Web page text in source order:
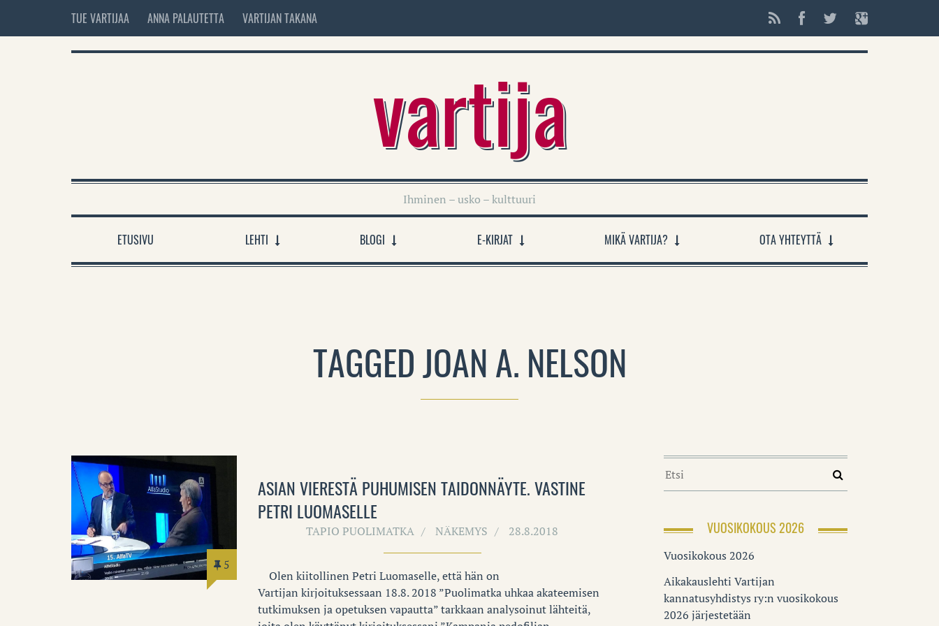
TUE VARTIJAA ANNA PALAUTETTA VARTIJAN TAKANA
vartija
Ihminen – usko – kulttuuri
ETUSIVU LEHTI BLOGI E-KIRJAT MIKÄ VARTIJA? OTA YHTEYTTÄ
TAGGED JOAN A. NELSON
5
ASIAN VIERESTÄ PUHUMISEN TAIDONNÄYTE. VASTINE
PETRI LUOMASELLE
TAPIO PUOLIMATKA NÄKEMYS 28.8.2018
Olen kiitollinen Petri Luomaselle, että hän on
Vartijan kirjoituksessaan 18.8. 2018 ”Puolimatka uhkaa akateemisen
tutkimuksen ja opetuksen vapautta” tarkkaan analysoinut lähteitä,
VUOSIKOKOUS 2026
Vuosikokous 2026
Aikakauslehti Vartijan
kannatusyhdistys ry:n vuosikokous
2026 järjestetään